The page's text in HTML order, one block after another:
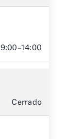
9:00–14:00
Cerrado